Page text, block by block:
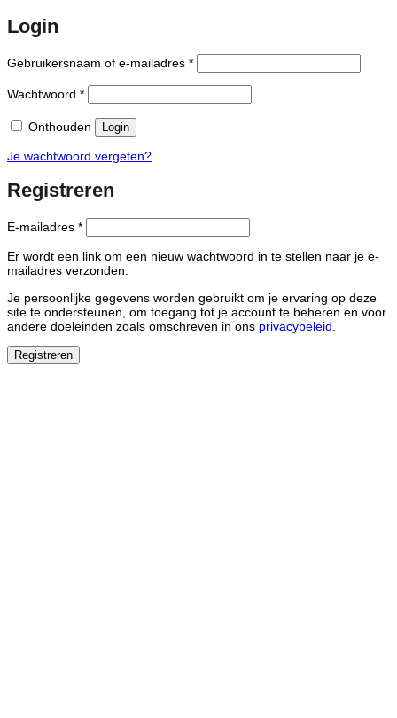
Login
Gebruikersnaam of e-mailadres *Vereist
Wachtwoord *Vereist
Onthouden Login
Je wachtwoord vergeten?
Registreren
E-mailadres *Vereist
Er wordt een link om een nieuw wachtwoord in te stellen naar je e-
mailadres verzonden.
Je persoonlijke gegevens worden gebruikt om je ervaring op deze
site te ondersteunen, om toegang tot je account te beheren en voor
andere doeleinden zoals omschreven in ons privacybeleid
Registreren